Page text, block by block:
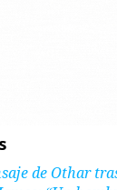
de Othar